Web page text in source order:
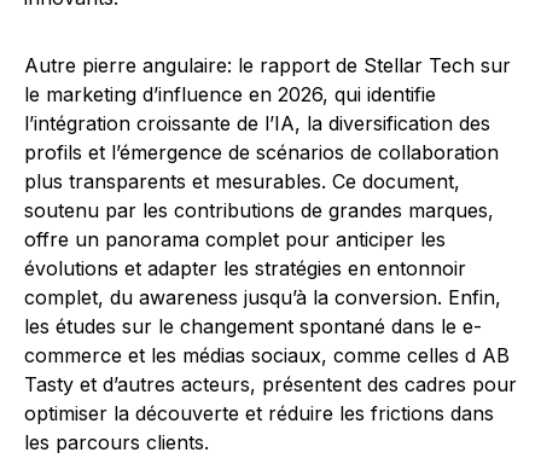
Autre pierre angulaire: le rapport de Stellar Tech sur
le marketing d’influence en 2026, qui identifie
l’intégration croissante de l’IA, la diversification des
profils et l’émergence de scénarios de collaboration
plus transparents et mesurables. Ce document,
soutenu par les contributions de grandes marques,
offre un panorama complet pour anticiper les
évolutions et adapter les stratégies en entonnoir
complet, du awareness jusqu’à la conversion. Enfin,
les études sur le changement spontané dans le e-
commerce et les médias sociaux, comme celles d AB
Tasty et d’autres acteurs, présentent des cadres pour
optimiser la découverte et réduire les frictions dans
les parcours clients.